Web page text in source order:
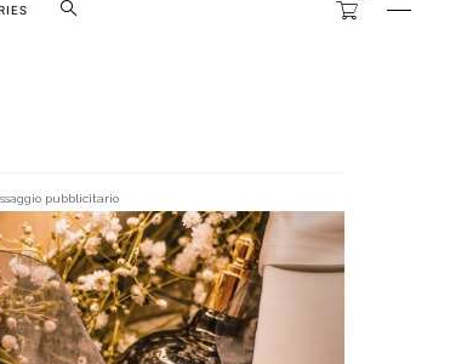
pubblicitario